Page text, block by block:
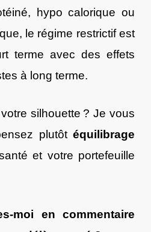
hypo calorique ou
le régime restrictif est
terme avec des effets
à long terme.
silhouette ? Je vous
plutôtéquilibrage
et votre portefeuille
moi en commentaire